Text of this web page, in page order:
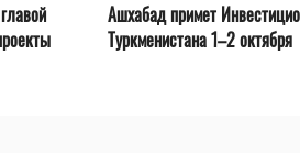
Ашхабад примет
Туркменистана 1–2 октября